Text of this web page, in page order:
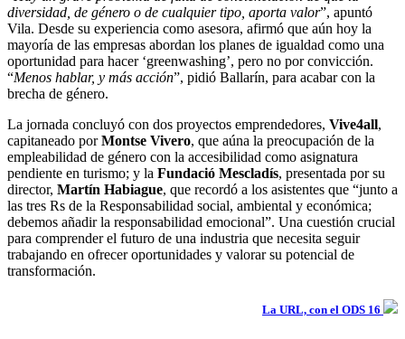
diversidad, de género o de cualquier tipo, aporta valor”, apuntó
Vila. Desde su experiencia como asesora, afirmó que aún hoy la
mayoría de las empresas abordan los planes de igualdad como una
oportunidad para hacer ‘greenwashing’, pero no por convicción.
“Menos hablar, y más acción”, pidió Ballarín, para acabar con la
brecha de género.
La jornada concluyó con dos proyectos emprendedores, Vive4all,
capitaneado porMontse Vivero, que aúna la preocupación de la
empleabilidad de género con la accesibilidad como asignatura
pendiente en turismo; y la Fundació Mescladís, presentada por su
director, Martín Habiague, que recordó a los asistentes que “junto a
las tres Rs de la Responsabilidad social, ambiental y económica;
debemos añadir la responsabilidad emocional”. Una cuestión crucial
para comprender el futuro de una industria que necesita seguir
trabajando en ofrecer oportunidades y valorar su potencial de
transformación.
La URL, con el ODS 16